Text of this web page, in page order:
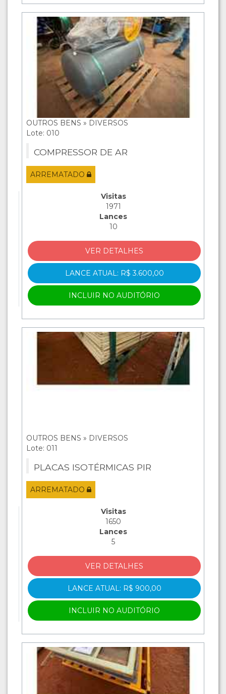
OUTROS BENS » DIVERSOS
Lote: 010
COMPRESSOR DE AR
ARREMATADO
Visitas
1971
Lances
10
VER DETALHES
LANCE ATUAL: R$ 3.600,00
INCLUIR NO AUDITÓRIO
OUTROS BENS » DIVERSOS
Lote: 011
PLACAS ISOTÉRMICAS PIR
ARREMATADO
Visitas
1650
Lances
5
VER DETALHES
LANCE ATUAL: R$ 900,00
INCLUIR NO AUDITÓRIO